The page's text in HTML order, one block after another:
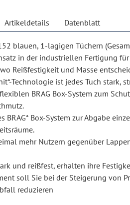
Artikeldetails Datenblatt
blauen, 1-lagigen Tüchern
in der industriellen Fertigung
Reißfestigkeit und Masse
Technologie ist jedes Tuch stark,
BRAG Box-System zum
BRAG* Box-System zur Abgabe
mehr Nutzern gegenüber
und reißfest, erhalten ihre
soll Sie bei der Steigerung von
reduzieren